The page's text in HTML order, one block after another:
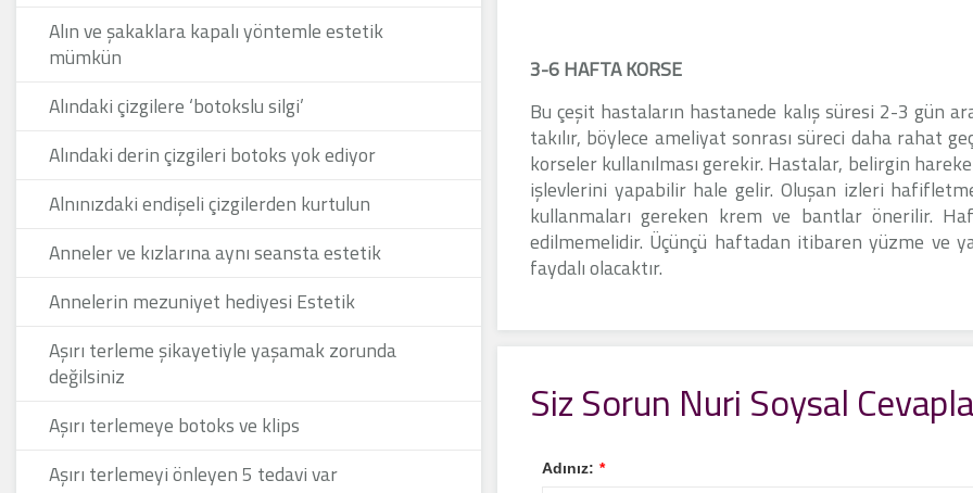
3-6 HAFTA KORSE
Bu çeşit hastaların hastanede kalış süresi 2-3 gün
takılır, böylece ameliyat sonrası süreci daha rahat
korseler kullanılması gerekir. Hastalar, belirgin
işlevlerini yapabilir hale gelir. Oluşan izleri
kullanmaları gereken krem ve bantlar önerilir.
edilmemelidir. Üçünçü haftadan itibaren yüzme ve
faydalı olacaktır.
Siz Sorun Nuri Soysal
Adınız: *
Alın ve şakaklara kapalı yöntemle estetik
mümkün
Alındaki çizgilere ‘botokslu silgi’
Alındaki derin çizgileri botoks yok ediyor
Alnınızdaki endişeli çizgilerden kurtulun
Anneler ve kızlarına aynı seansta estetik
Annelerin mezuniyet hediyesi Estetik
Aşırı terleme şikayetiyle yaşamak zorunda
değilsiniz
Aşırı terlemeye botoks ve klips
Aşırı terlemeyi önleyen 5 tedavi var